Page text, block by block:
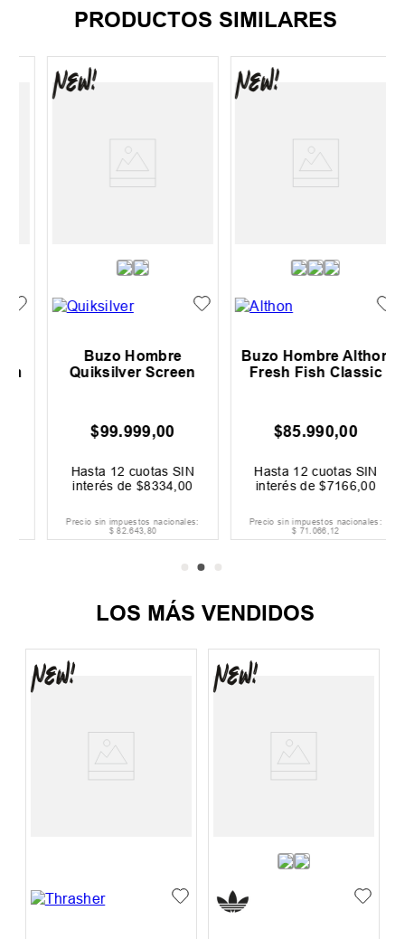
PRODUCTOS SIMILARES
Buzo Hombre
Quiksilver Screen
99.999,00
Hasta12cuotas SIN
interés de $8334,00
Precio sin impuestos nacionales:
643,80
Buzo Hombre Althon
Fresh Fish Classic
85.990,00
Hasta12cuotas SIN
interés de $7166,00
Precio sin impuestos nacionales:
066,12
LOS MÁS VENDIDOS